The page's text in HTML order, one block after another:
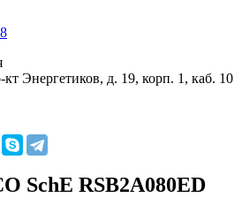
кт Энергетиков, д. 19, корп. 1, каб. 10
SchE RSB2A080ED